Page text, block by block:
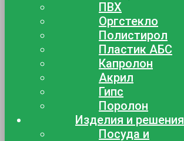
ПВХ
Оргстекло
Полистирол
Пластик АБС
Капролон
Акрил
Гипс
Поролон
Изделия и решения
Посуда и